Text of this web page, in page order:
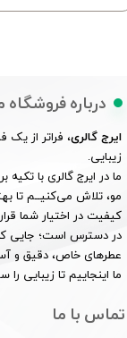
درباره فروشگاه
ایرج گالری، فراتر از یک
زیبایی.
مو، تلاش می‌کنیــم تا
کیفیت در اختیار شما
در دسترس است؛ جایی
عطرهای خاص، دقیق و
ما اینجاییم تا زیبایی
تماس با ما